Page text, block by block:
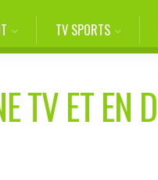
TV SPORTS
TV ET EN